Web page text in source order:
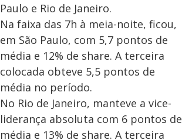
Paulo e Rio de Janeiro.
Na faixa das 7h à meia-noite, ficou,
em São Paulo, com 5,7 pontos de
média e 12% de share. A terceira
colocada obteve 5,5 pontos de
média no período.
No Rio de Janeiro, manteve a vice-
liderança absoluta com 6 pontos de
média e 13% de share. A terceira